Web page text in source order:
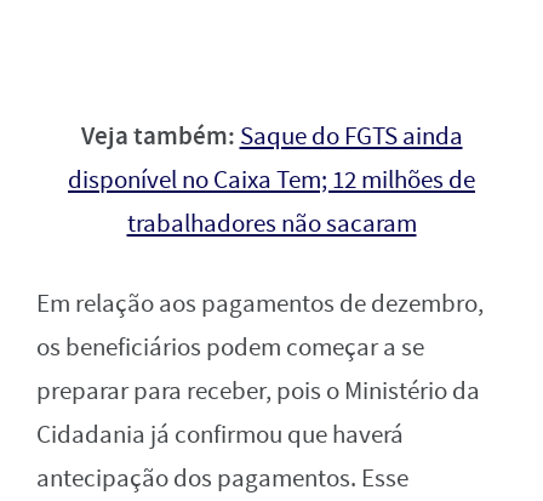
Veja também: Saque do FGTS ainda
disponível no Caixa Tem; 12 milhões de
trabalhadores não sacaram
Em relação aos pagamentos de dezembro,
os beneficiários podem começar a se
preparar para receber, pois o Ministério da
Cidadania já confirmou que haverá
antecipação dos pagamentos. Esse